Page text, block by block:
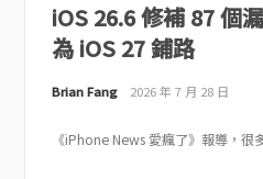
iOS 26.6 修補 87 個
為 iOS 27 鋪路
Brian Fang 2026 年 7 月 28 日
《iPhone News 愛瘋了》報導，很